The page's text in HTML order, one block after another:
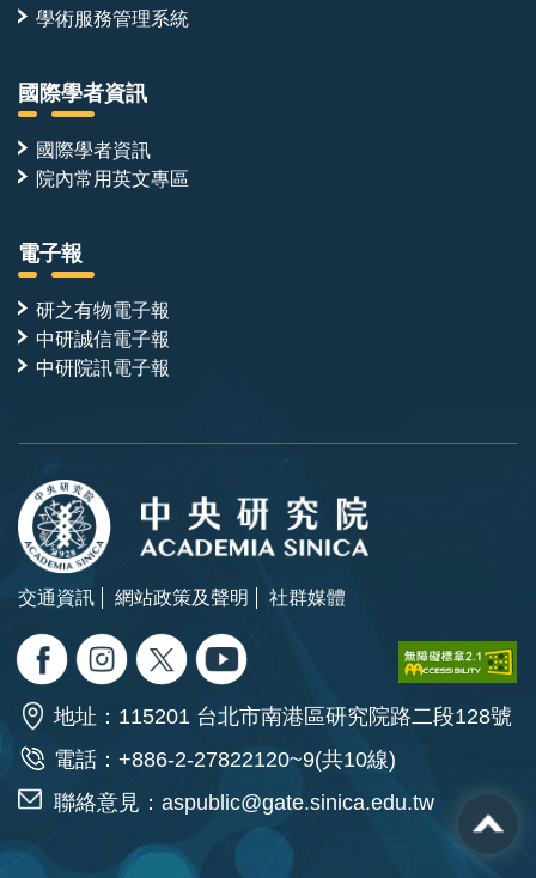
學術服務管理系統
國際學者資訊
國際學者資訊
院內常用英文專區
電子報
研之有物電子報
中研誠信電子報
中研院訊電子報
交通資訊 網站政策及聲明 社群媒體
地址：115201 台北市南港區研究院路二段128號
電話：+886-2-27822120~9(共10線)
聯絡意見： aspublic@gate.sinica.edu.tw